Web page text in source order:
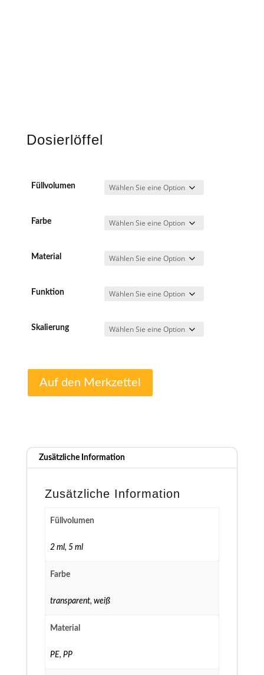
Dosierlöffel
Füllvolumen
Farbe
Material
Funktion
Skalierung
Auf den Merkzettel
Zusätzliche Information
Zusätzliche Information
Füllvolumen
2 ml, 5 ml
Farbe
transparent, weiß
Material
PE, PP